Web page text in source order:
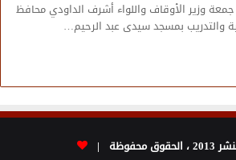
جمعة وزير الأوقاف واللواء أشرف الداودي محافظ
والتدريب بمسجد سيدى عبد الرحيم…
محفوظة |